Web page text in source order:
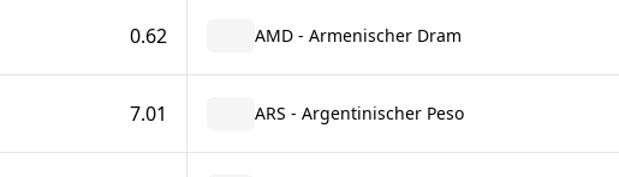
0.62 AMD - Armenischer Dram
7.01 ARS - Argentinischer Peso